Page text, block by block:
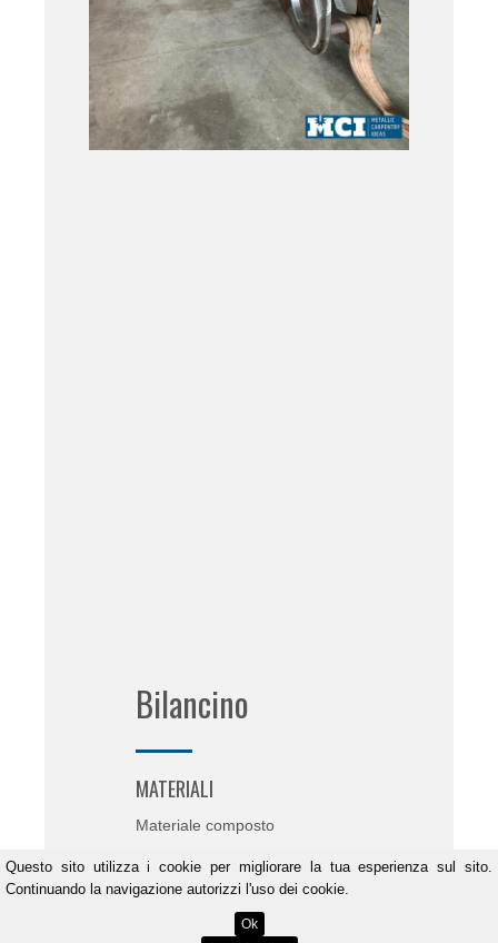
Bilancino
MATERIALI
Materiale composto
LAVORAZIONI
Ossitaglio + Saldatura +
Questo sitoutilizza i cookie per migliorare la tua esperienza sul sito.
Continuando la navigazione autorizzi l'uso dei cookie.
Ok